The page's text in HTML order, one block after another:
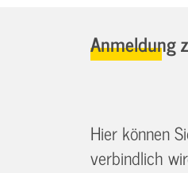
Anmeldung
Hier können
verbindlich